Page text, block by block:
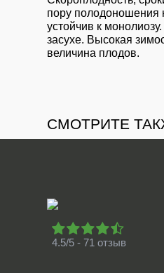
пору полодоношения
устойчив к
засухе. Высокая
величина плодов.
СМОТРИТЕ
4.5/5 - 71 отзыв